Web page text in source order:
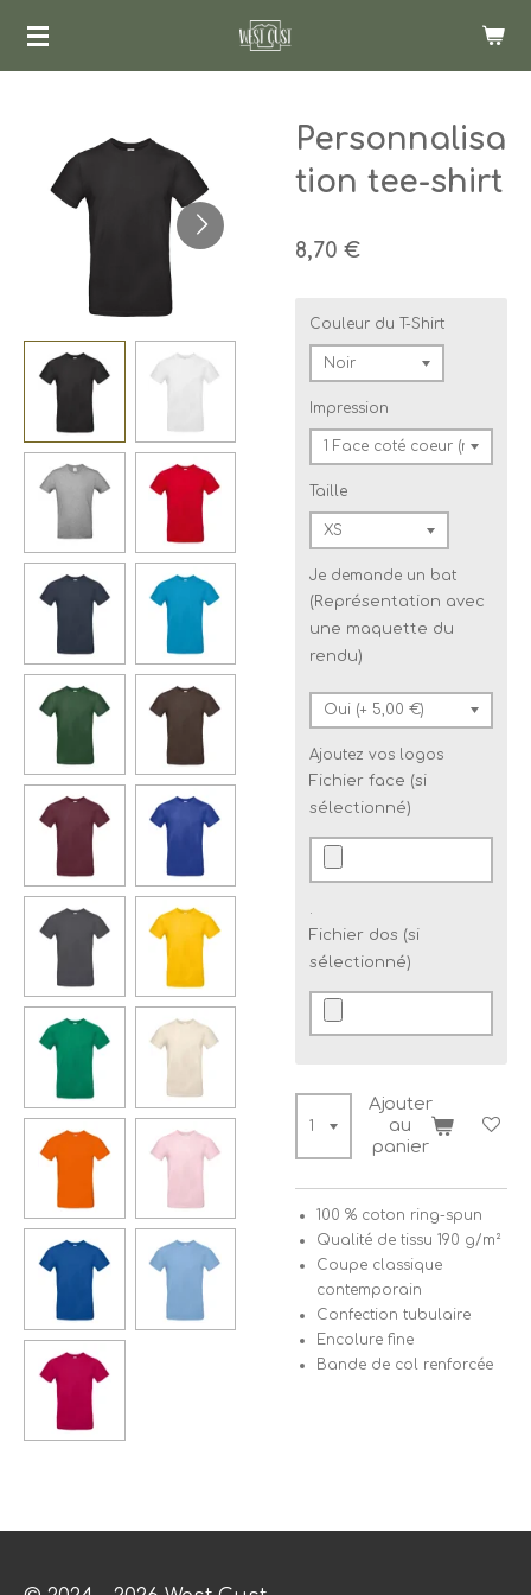
Passer
contenu
Personnalisa
tion tee-shirt
8,70 €
Couleur du T-Shirt
Impression
Taille
Je demande un bat
(Représentation avec
une maquette du
rendu)
Ajoutez vos logos
Fichier face (si
sélectionné)
Fichier dos (si
sélectionné)
Ajouter
au
panier
100 % coton ring-spun
Qualité de tissu 190 g/m²
Coupe classique
contemporain
Confection tubulaire
Encolure fine
Bande de col renforcée